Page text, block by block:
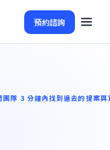
預約諮詢
隊 3 分鐘內找到過去的提案與